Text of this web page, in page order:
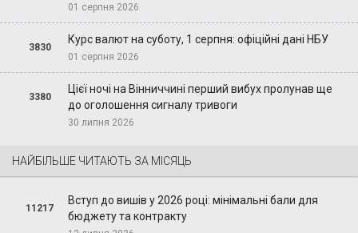
01 серпня 2026
3830
Курс валют на суботу, 1 серпня: офіційні дані НБУ
01 серпня 2026
3380
Цієї ночі на Вінниччині перший вибух пролунав ще
до оголошення сигналу тривоги
30 липня 2026
НАЙБІЛЬШЕ ЧИТАЮТЬ ЗА МІСЯЦЬ
11217
Вступ до вишів у 2026 році: мінімальні бали для
бюджету та контракту